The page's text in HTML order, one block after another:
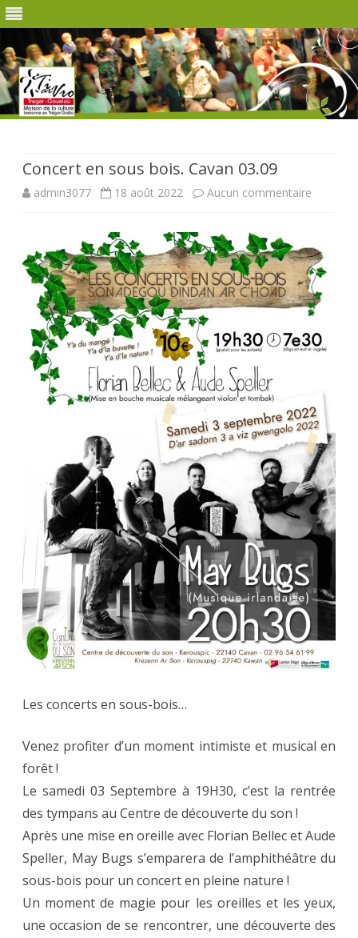
Concert en sous bois. Cavan 03.09
admin3077 18 août 2022 Aucun commentaire
en
sous
bois.
Cavan
Les concerts en sous-bois…
Venez profiter d’un moment intimiste et musical en
forêt !
Le samedi 03 Septembre à 19H30, c’est la rentrée
des tympans au Centre de découverte du son !
Après une mise en oreille avec Florian Bellec et Aude
Speller, May Bugs s’emparera de l’amphithéâtre du
sous-bois pour un concert en pleine nature !
Un moment de magie pour les oreilles et les yeux,
une occasion de se rencontrer, une découverte des